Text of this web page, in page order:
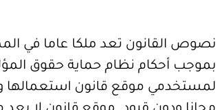
نصوص القانون تعد ملكا عاما في
بموجب أحكام نظام حماية حقوق
لمستخدمي موقع قانون استعمالها